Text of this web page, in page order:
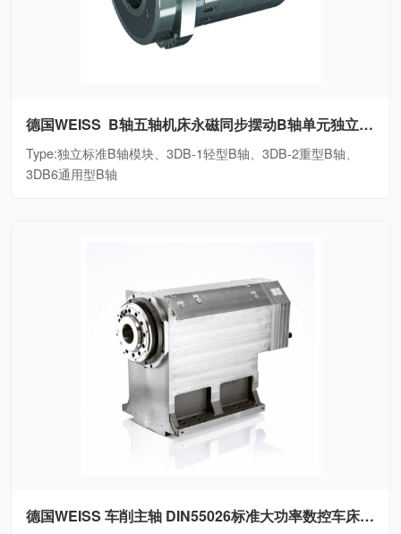
德国WEISS B轴五轴机床永磁同步摆动B轴单元独立标准B轴模块、3DB-1轻型B轴、3DB-2重型B轴、3DB6通用型B轴
Type:独立标准B轴模块、3DB-1轻型B轴、3DB-2重型B轴、
3DB6通用型B轴
德国WEISS 车削主轴 DIN55026标准大功率数控车床电主轴细分A4/A5/A6/A8/A11/A15等DIN55026规格主轴单元